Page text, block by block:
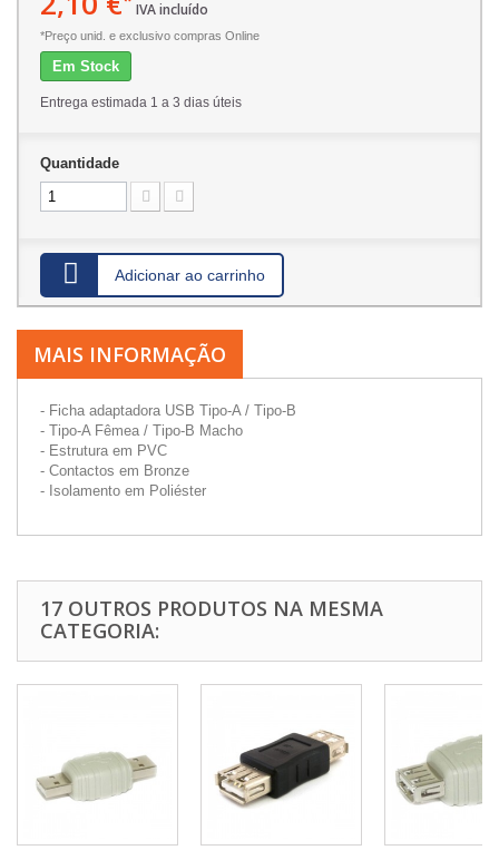
IVA incluído
*Preço unid. e exclusivo compras Online
Em Stock
Entrega estimada 1 a 3 dias úteis
Quantidade
Adicionar ao carrinho
MAIS INFORMAÇÃO
- Ficha adaptadora USB Tipo-A / Tipo-B
- Tipo-A Fêmea / Tipo-B Macho
- Estrutura em PVC
- Contactos em Bronze
- Isolamento em Poliéster
17 OUTROS PRODUTOS NA MESMA
CATEGORIA: